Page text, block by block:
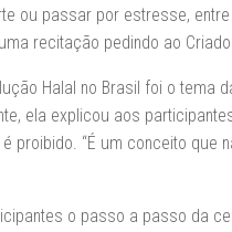
ou passar por estresse,
recitação pedindo ao
Halal no Brasil foi o tema
ela explicou aos
proibido. “É um conceito
o passo a passo da